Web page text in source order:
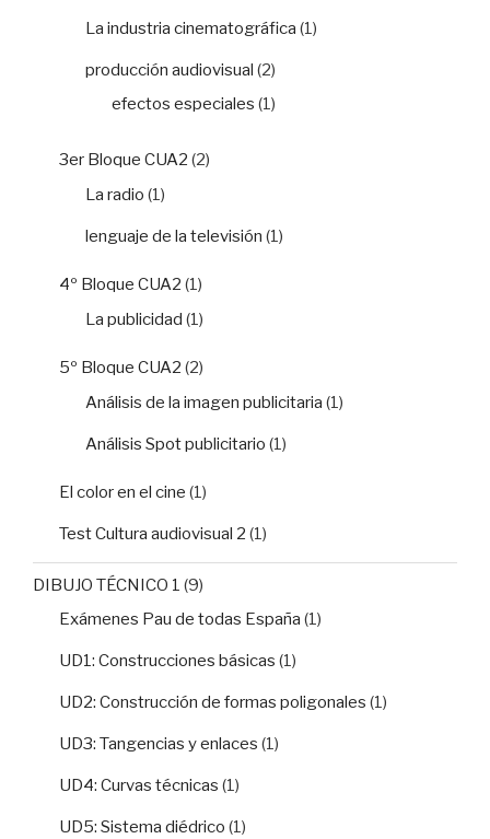
La industria cinematográfica (1)
producción audiovisual (2)
efectos especiales (1)
3er Bloque CUA2 (2)
La radio (1)
lenguaje de la televisión (1)
4º Bloque CUA2 (1)
La publicidad (1)
5º Bloque CUA2 (2)
Análisis de la imagen publicitaria (1)
Análisis Spot publicitario (1)
El color en el cine (1)
Test Cultura audiovisual 2 (1)
DIBUJO TÉCNICO 1 (9)
Exámenes Pau de todas España (1)
UD1: Construcciones básicas (1)
UD2: Construcción de formas poligonales (1)
UD3: Tangencias y enlaces (1)
UD4: Curvas técnicas (1)
UD5: Sistema diédrico (1)